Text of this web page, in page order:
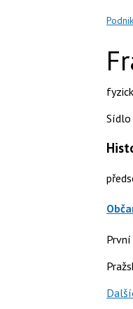
Sídlo